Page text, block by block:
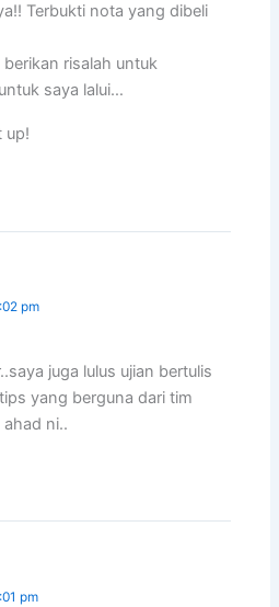
Terbukti nota yang dibeli
risalah untuk
saya lalui…
up!
pm
juga lulus ujian bertulis
yang berguna dari tim
ni..
pm